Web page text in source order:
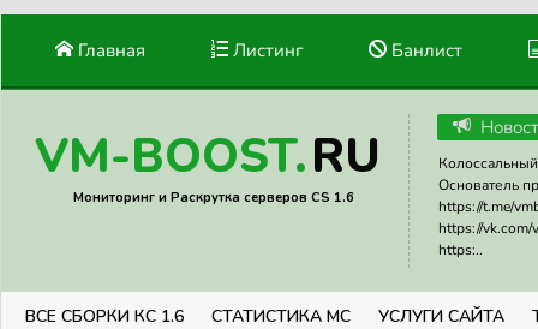
Главная Листинг Банлист
VM-BOOST.RU
Мониторинг и Раскрутка серверов CS 1.6
Основатель
https://t.me/
https://vk.com/
https:..
ВСЕ СБОРКИ КС 1.6 СТАТИСТИКА МС УСЛУГИ САЙТА